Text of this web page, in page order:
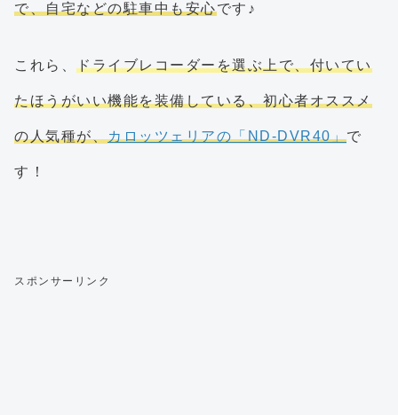
で、自宅などの駐車中も安心です♪
これら、 ドライブレコーダーを選ぶ上で、付いてい
たほうがいい機能を装備している、初心者オススメ
の人気種が、カロッツェリアの「ND-DVR40」で
す！
スポンサーリンク